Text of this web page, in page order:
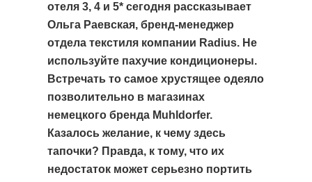
отеля 3, 4 и 5* сегодня рассказывает
Ольга Раевская, бренд-менеджер
отдела текстиля компании Radius. Не
используйте пахучие кондиционеры.
Встречать то самое хрустящее одеяло
позволительно в магазинах
немецкого бренда Muhldorfer.
Казалось желание, к чему здесь
тапочки? Правда, к тому, что их
недостаток может серьезно портить